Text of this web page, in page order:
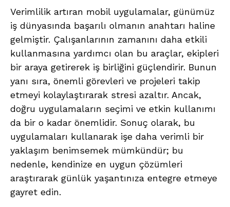
Verimlilik artıran mobil uygulamalar, günümüz
iş dünyasında başarılı olmanın anahtarı haline
gelmiştir. Çalışanlarının zamanını daha etkili
kullanmasına yardımcı olan bu araçlar, ekipleri
bir araya getirerek iş birliğini güçlendirir. Bunun
yanı sıra, önemli görevleri ve projeleri takip
etmeyi kolaylaştırarak stresi azaltır. Ancak,
doğru uygulamaların seçimi ve etkin kullanımı
da bir o kadar önemlidir. Sonuç olarak, bu
uygulamaları kullanarak işe daha verimli bir
yaklaşım benimsemek mümkündür; bu
nedenle, kendinize en uygun çözümleri
araştırarak günlük yaşantınıza entegre etmeye
gayret edin.